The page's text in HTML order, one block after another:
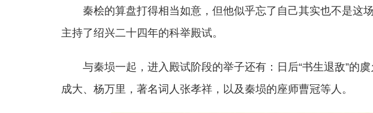
秦桧的算盘打得相当如意，但他似乎忘了自己其实也不是这
主持了绍兴二十四年的科举殿试。
与秦埙一起，进入殿试阶段的举子还有：日后“书生退敌”的
成大、杨万里，著名词人张孝祥，以及秦埙的座师曹冠等人。